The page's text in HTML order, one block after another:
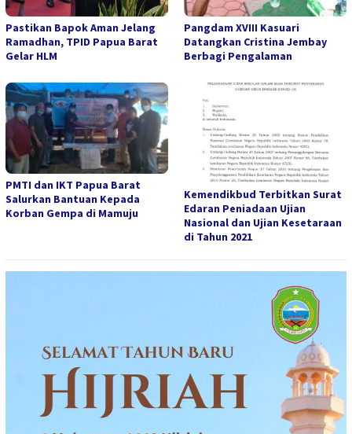
Pastikan Bapok Aman Jelang
Ramadhan, TPID Papua Barat
Gelar HLM
Pangdam XVIII Kasuari
Datangkan Cristina Jembay
Berbagi Pengalaman
PMTI dan IKT Papua Barat
Salurkan Bantuan Kepada
Korban Gempa di Mamuju
Kemendikbud Terbitkan Surat
Edaran Peniadaan Ujian
Nasional dan Ujian Kesetaraan
di Tahun 2021